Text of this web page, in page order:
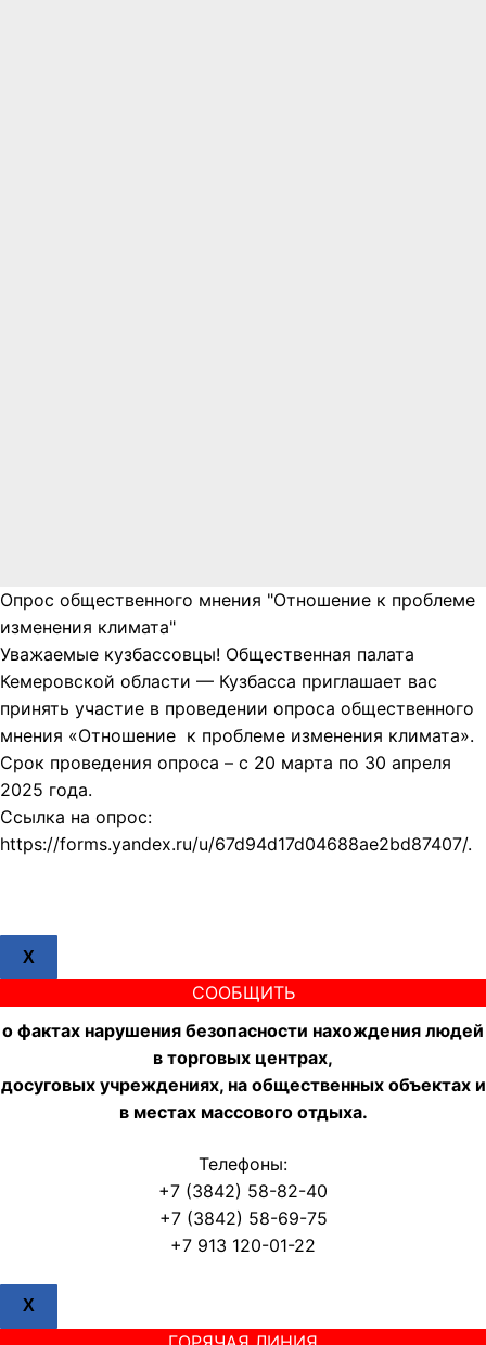
Опрос общественного мнения "Отношение к проблеме
изменения климата"
Уважаемые кузбассовцы! Общественная палата
Кемеровской области — Кузбасса приглашает вас
принять участие в проведении опроса общественного
мнения «Отношение к проблеме изменения климата».
Срок проведения опроса – с 20 марта по 30 апреля
2025 года.
Ссылка на опрос:
https://forms.yandex.ru/u/67d94d17d04688ae2bd87407/.
X
СООБЩИТЬ
о фактах нарушения безопасности нахождения людей
в торговых центрах,
досуговых учреждениях, на общественных объектах и
в местах массового отдыха.
Телефоны:
+7 (3842) 58-82-40
+7 (3842) 58-69-75
+7 913 120-01-22
X